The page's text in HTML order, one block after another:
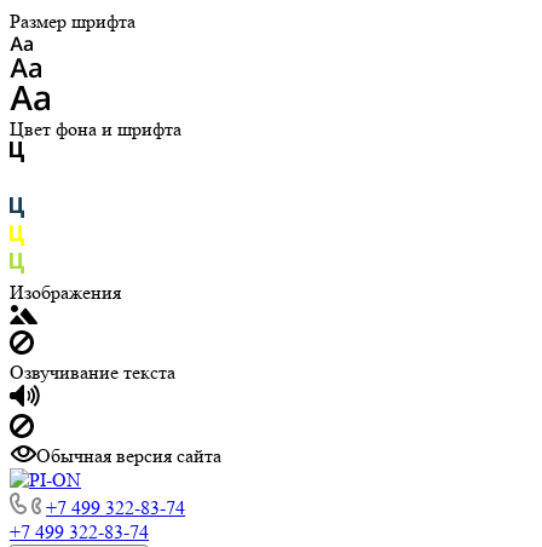
Размер шрифта
Цвет фона и шрифта
Изображения
Озвучивание текста
Обычная версия сайта
+7 499 322-83-74
+7 499 322-83-74